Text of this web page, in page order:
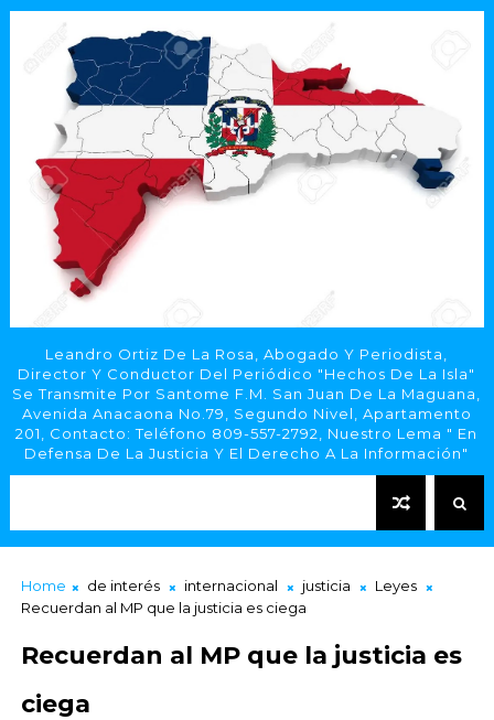
Leandro Ortiz De La Rosa, Abogado Y Periodista,
Director Y Conductor Del Periódico "Hechos De La Isla"
Se Transmite Por Santome F.M. San Juan De La Maguana,
Avenida Anacaona No.79, Segundo Nivel, Apartamento
201, Contacto: Teléfono 809-557-2792, Nuestro Lema " En
Defensa De La Justicia Y El Derecho A La Información"
Home de interés internacional justicia
Leyes
Recuerdan al MP que la justicia es ciega
Recuerdan al MP que la justicia es
ciega